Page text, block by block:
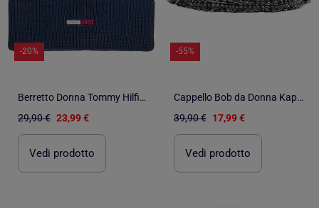
-20%
Berretto Donna Tommy Hilfiger
29,90 € 23,99 €
Vedi prodotto
-55%
Cappello Bob da Donna Kaporal
39,90 € 17,99 €
Vedi prodotto